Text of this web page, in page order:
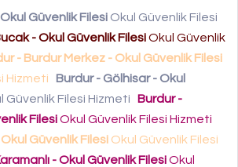
Güvenlik Filesi Okul Güvenlik Filesi
- Okul Güvenlik FilesiOkul Güvenlik
- Burdur Merkez - Okul Güvenlik Filesi
Hizmeti
Burdur - Gölhisar - Okul
Güvenlik Filesi Hizmeti
Burdur -
FilesiOkul Güvenlik Filesi Hizmeti
Güvenlik Filesi Okul Güvenlik Filesi
- Okul Güvenlik FilesiOkul